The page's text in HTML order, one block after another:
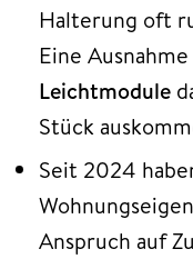
Halterung oft
Eine
Leichtmodule
Stück
Seit 2024
Anspruch auf